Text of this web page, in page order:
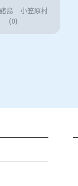
島 小笠原村
(0)